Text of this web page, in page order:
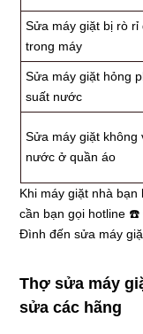
Sửa máy giặt bị rò rỉ
trong máy
Sửa máy giặt hỏng
suất nước
Sửa máy giặt không
nước ở quần áo
Khi máy giặt nhà
cần bạn gọi hotline ☎️
Đình đến sửa máy
Thợ sửa máy
sửa các hãng